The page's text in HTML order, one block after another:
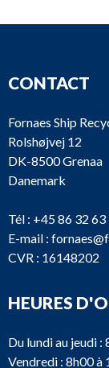
CONTACT
Fornaes Ship
Rolshøjvej 12
DK-8500 Grenaa
Danemark
Tél : +45 86 32 63
E-mail :
CVR : 16148202
HEURES
Du lundi au jeudi :
Vendredi : 8h00 à